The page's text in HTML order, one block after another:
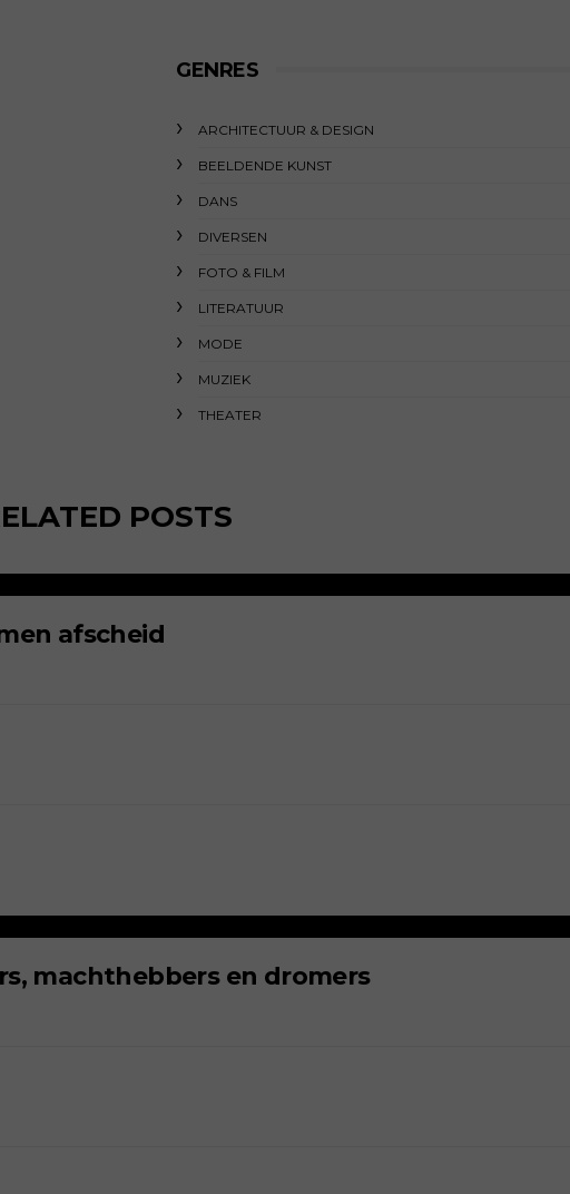
GENRES
ARCHITECTUUR & DESIGN
BEELDENDE KUNST
DANS
DIVERSEN
FOTO & FILM
LITERATUUR
MODE
MUZIEK
THEATER
POSTS
afscheid
machthebbers en dromers